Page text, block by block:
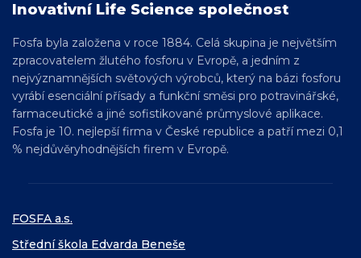
Inovativní Life Science společnost
Fosfa byla založena v roce 1884. Celá skupina je největším
zpracovatelem žlutého fosforu v Evropě, a jedním z
nejvýznamnějších světových výrobců, který na bázi fosforu
vyrábí esenciální přísady a funkční směsi pro potravinářské,
farmaceutické a jiné sofistikované průmyslové aplikace.
Fosfa je 10. nejlepší firma v České republice a patří mezi 0,1
% nejdůvěryhodnějších firem v Evropě.
FOSFA a.s.
Střední škola Edvarda Beneše